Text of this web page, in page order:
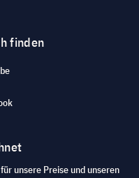
finden
unsere Preise und unseren